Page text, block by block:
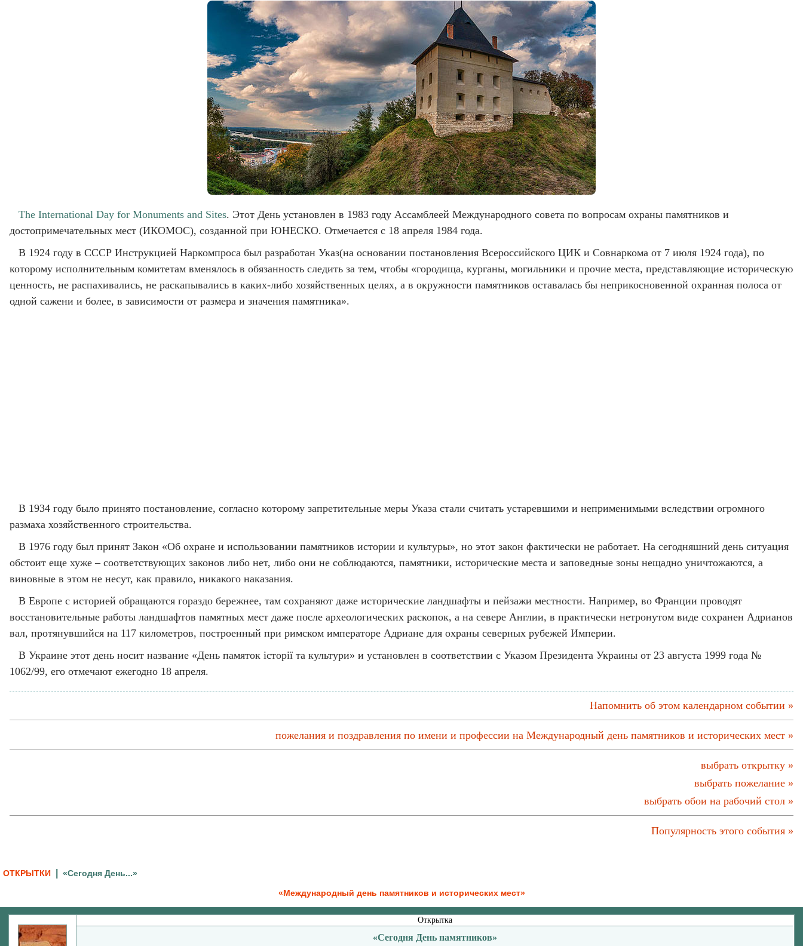
The International Day for Monuments and Sites. Этот День установлен в 1983 году Ассамблеей Международного совета по вопросам охраны памятников и
достопримечательных мест (ИКОМОС), созданной при ЮНЕСКО. Отмечается с 18 апреля 1984 года.
В 1924 году в СССР Инструкцией Наркомпроса был разработан Указ(на основании постановления Всероссийского ЦИК и Совнаркома от 7 июля 1924 года), по
которому исполнительным комитетам вменялось в обязанность следить за тем, чтобы «городища, курганы, могильники и прочие места, представляющие историческую
ценность, не распахивались, не раскапывались в каких-либо хозяйственных целях, а в окружности памятников оставалась бы неприкосновенной охранная полоса от
одной сажени и более, в зависимости от размера и значения памятника».
В 1934 году было принято постановление, согласно которому запретительные меры Указа стали считать устаревшими и неприменимыми вследствии огромного
размаха хозяйственного строительства.
В 1976 году был принят Закон «Об охране и использовании памятников истории и культуры», но этот закон фактически не работает. На сегодняшний день ситуация
обстоит еще хуже – соответствующих законов либо нет, либо они не соблюдаются, памятники, исторические места и заповедные зоны нещадно уничтожаются, а
виновные в этом не несут, как правило, никакого наказания.
В Европе с историей обращаются гораздо бережнее, там сохраняют даже исторические ландшафты и пейзажи местности. Например, во Франции проводят
восстановительные работы ландшафтов памятных мест даже после археологических раскопок, а на севере Англии, в практически нетронутом виде сохранен Адрианов
вал, протянувшийся на 117 километров, построенный при римском императоре Адриане для охраны северных рубежей Империи.
В Украине этот день носит название «День памяток історії та культури» и установлен в соответствии с Указом Президента Украины от 23 августа 1999 года №
1062/99, его отмечают ежегодно 18 апреля.
Напомнить об этом календарном событии »
пожелания и поздравления по имени и профессии на Международный день памятников и исторических мест »
выбрать открытку »
выбрать пожелание »
выбрать обои на рабочий стол »
Популярность этого события »
ОТКРЫТКИ «Сегодня День...»
«Международный день памятников и исторических мест»
Открытка
«Сегодня День памятников»